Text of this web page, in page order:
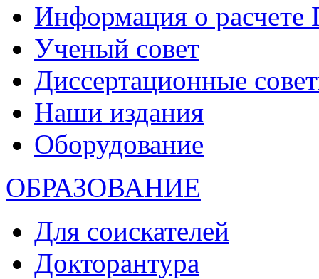
Информация о
Ученый совет
Диссертационные
Наши издания
Оборудование
ОБРАЗОВАНИЕ
Для соискателей
Докторантура